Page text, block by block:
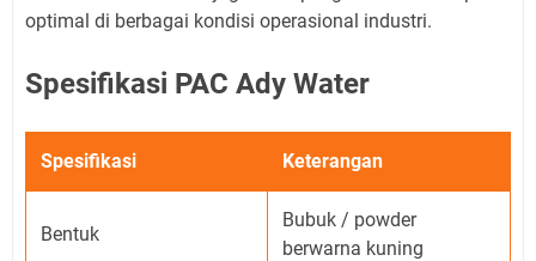
optimal di berbagai kondisi operasional industri.
Spesifikasi PAC Ady Water
Spesifikasi Keterangan
Bentuk
Bubuk / powder
berwarna kuning